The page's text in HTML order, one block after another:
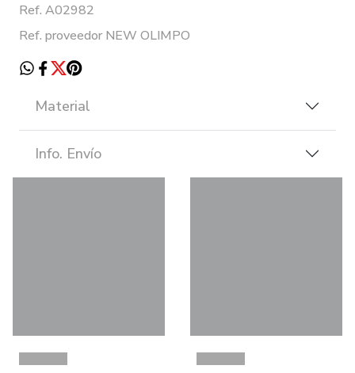
Ref. A02982
Ref. proveedor NEW OLIMPO
Material
Info. Envío